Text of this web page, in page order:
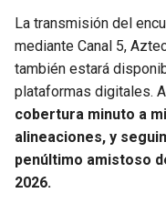
La transmisión del
mediante Canal 5,
también estará
plataformas digitales.
cobertura minuto a
alineaciones, y
penúltimo amistoso
2026.